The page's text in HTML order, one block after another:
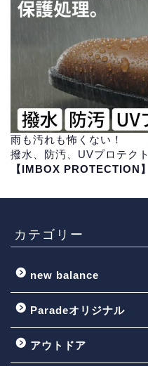
雨も汚れも怖くない！
撥水、防汚、UVプロテクト
【IMBOX PROTECTION】
カテゴリー
new balance
Paradeオリジナル
アウトドア